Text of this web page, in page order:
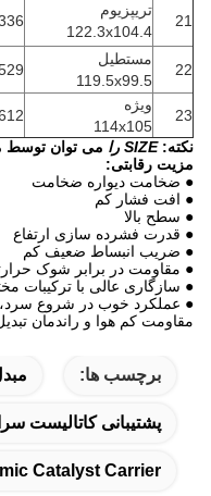
21
تریپزیوم
122.3x104.4
22
مستطیل
119.5x99.5
23
ویژه
114x105
نکته:SIZE را
می توان توسط
مزیت رقابتی:
● ضخامت دیواره ضخامت
● افت فشار کم
● سطح بالا
● قدرت فشرده سازی ارتفاع
● ضریب انبساط ضعیف کم
● مقاومت در برابر شوک
● سازگاری عالی با ترکیبات
● عملکرد خوب در شروع سرد،
مقاومت کم هوا و راندمان تبدیل
برچسب ها:
پشتیبانی کاتالیست
Catalyst Carrier